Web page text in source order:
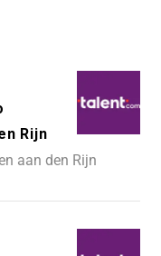
Rijn
aan den Rijn